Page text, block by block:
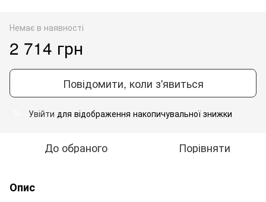
Немає в наявності
2 714 грн
Повідомити, коли з'явиться
Увійти для відображення накопичувальної знижки
До обраного Порівняти
Опис